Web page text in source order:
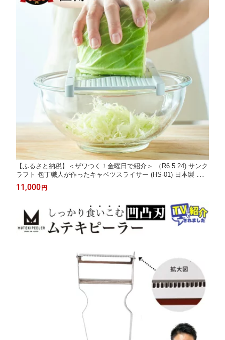
【ふるさと納税】＜ザワつく！金曜日で紹介＞ （R6.5.24) サンク
ラフト 包丁職人が作ったキャベツスライサー (HS-01) 日本製 千
切り ふわふわ ホルダー付き 野菜スライサー ヒルナンデス メディ
アで話題 キッチン用品
11,000 円